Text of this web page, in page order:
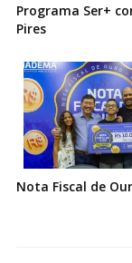
Programa Ser+
Pires
Nota Fiscal de